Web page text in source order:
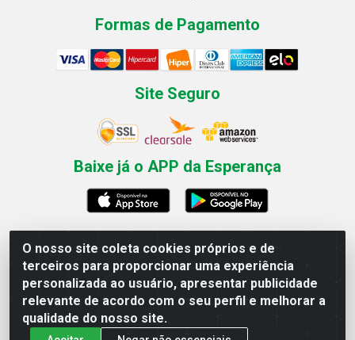
O nosso site coleta cookies próprios e de
terceiros para proporcionar uma experiência
personalizada ao usuário, apresentar publicidade
relevante de acordo com o seu perfil e melhorar a
qualidade do nosso site.
Formas de Pagamento
Site Seguro
Baixe já o APP da Esperança
Esperança Nordeste - Rua Professor Caldas Filho, 291 -
Estância - Recife / PE CEP: 50771-335 - CNPJ
03.666.136/0001-23